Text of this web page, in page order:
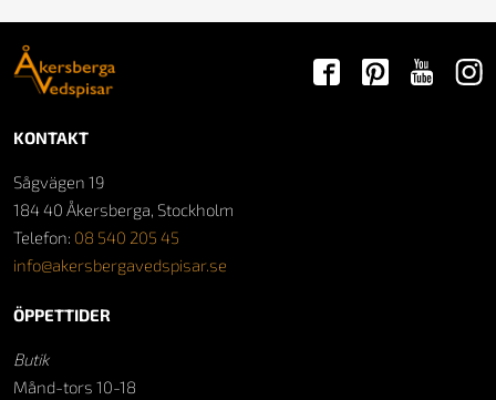
KONTAKT
Sågvägen 19
184 40 Åkersberga, Stockholm
Telefon: 08 540 205 45
info@akersbergavedspisar.se
ÖPPETTIDER
Butik
Månd-tors 10-18